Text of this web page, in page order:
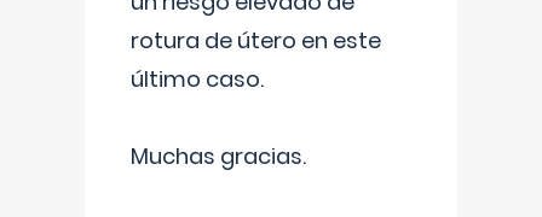
rotura de útero en este
último caso.
Muchas gracias.